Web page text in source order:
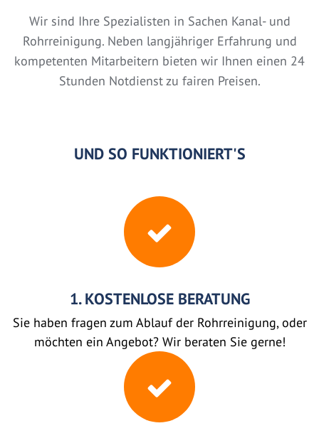
Wir sind Ihre Spezialisten in Sachen Kanal- und
Rohrreinigung. Neben langjähriger Erfahrung und
kompetenten Mitarbeitern bieten wir Ihnen einen 24
Stunden Notdienst zu fairen Preisen.
UND SO FUNKTIONIERT'S
1. KOSTENLOSE BERATUNG
Sie haben fragen zum Ablauf der Rohrreinigung, oder
möchten ein Angebot? Wir beraten Sie gerne!